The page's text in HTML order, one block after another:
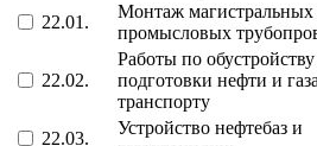
22.01.
Монтаж магистральных
промысловых
22.02.
Работы по
подготовки нефти и
транспорту
22.03.
Устройство нефтебаз и